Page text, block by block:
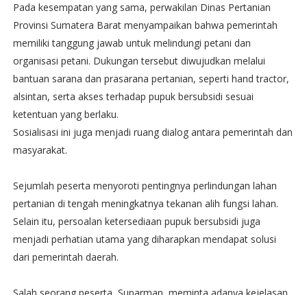
Pada kesempatan yang sama, perwakilan Dinas Pertanian
Provinsi Sumatera Barat menyampaikan bahwa pemerintah
memiliki tanggung jawab untuk melindungi petani dan
organisasi petani. Dukungan tersebut diwujudkan melalui
bantuan sarana dan prasarana pertanian, seperti hand tractor,
alsintan, serta akses terhadap pupuk bersubsidi sesuai
ketentuan yang berlaku.
Sosialisasi ini juga menjadi ruang dialog antara pemerintah dan
masyarakat.
Sejumlah peserta menyoroti pentingnya perlindungan lahan
pertanian di tengah meningkatnya tekanan alih fungsi lahan.
Selain itu, persoalan ketersediaan pupuk bersubsidi juga
menjadi perhatian utama yang diharapkan mendapat solusi
dari pemerintah daerah.